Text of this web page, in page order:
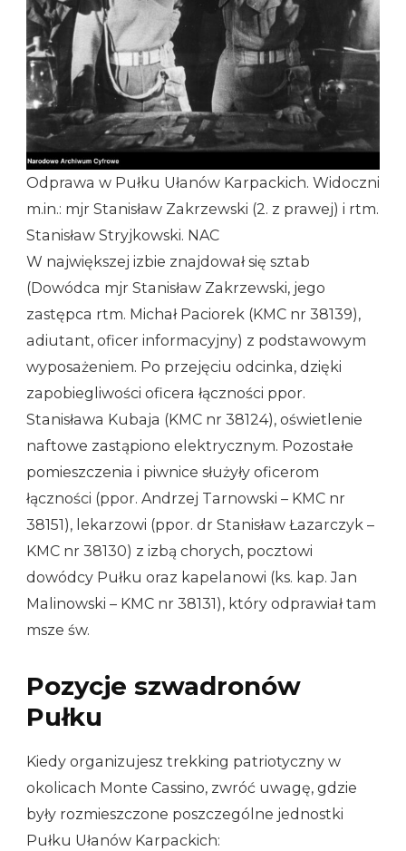
Odprawa w Pułku Ułanów Karpackich. Widoczni
m.in.: mjr Stanisław Zakrzewski (2. z prawej) i rtm.
Stanisław Stryjkowski. NAC
W największej izbie znajdował się sztab
(Dowódca mjr Stanisław Zakrzewski, jego
zastępca rtm. Michał Paciorek (KMC nr 38139),
adiutant, oficer informacyjny) z podstawowym
wyposażeniem. Po przejęciu odcinka, dzięki
zapobiegliwości oficera łączności ppor.
Stanisława Kubaja (KMC nr 38124), oświetlenie
naftowe zastąpiono elektrycznym. Pozostałe
pomieszczenia i piwnice służyły oficerom
łączności (ppor. Andrzej Tarnowski – KMC nr
38151), lekarzowi (ppor. dr Stanisław Łazarczyk –
KMC nr 38130) z izbą chorych, pocztowi
dowódcy Pułku oraz kapelanowi (ks. kap. Jan
Malinowski – KMC nr 38131), który odprawiał tam
msze św.
Pozycje szwadronów
Pułku
Kiedy organizujesz trekking patriotyczny w
okolicach Monte Cassino, zwróć uwagę, gdzie
były rozmieszczone poszczególne jednostki
Pułku Ułanów Karpackich: